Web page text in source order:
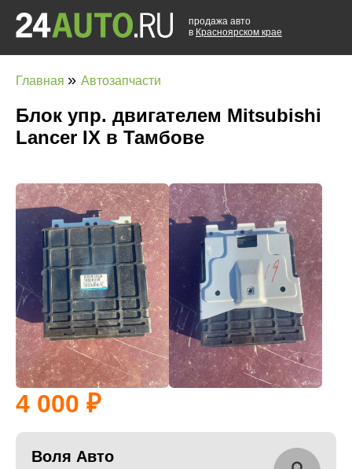
продажа авто
в Красноярском крае
Главная » Автозапчасти
Блок упр. двигателем Mitsubishi
Lancer IX в Тамбове
4 000
Воля Авто